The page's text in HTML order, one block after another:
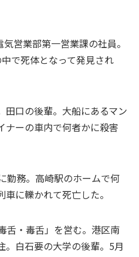
営業部第一営業課の社員。
で死体となって発見され
田口の後輩。大船にあるマン
ナーの車内で何者かに殺害
勤務。高崎駅のホームで何
に轢かれて死亡した。
舌・毒舌」を営む。港区南
。白石要の大学の後輩。5月